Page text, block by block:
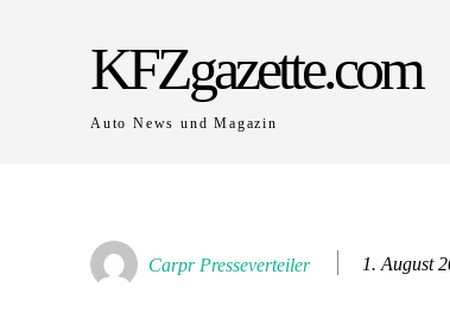
KFZgazette.com
Auto News und Magazin
Carpr Presseverteiler 1. August